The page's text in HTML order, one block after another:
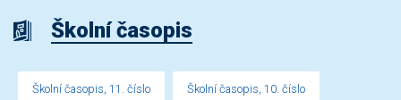
Školní časopis
Školní časopis, 11. číslo Školní časopis, 10. číslo